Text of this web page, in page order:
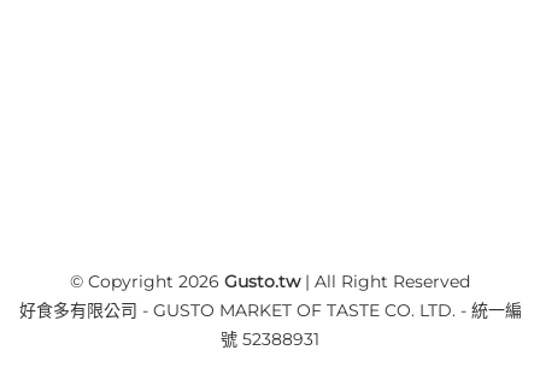
© Copyright 2026 Gusto.tw| All Right Reserved
好食多有限公司 - GUSTO MARKET OF TASTE CO. LTD. - 統一編
號 52388931